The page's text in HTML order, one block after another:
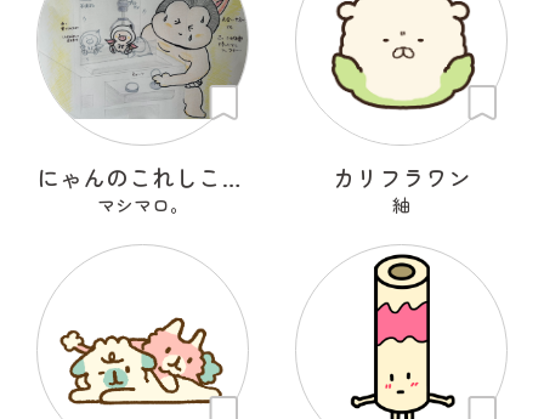
にゃんのこれしこ ある日の夢 Ｎo.1
マシマロ。
カリフラワン
紬